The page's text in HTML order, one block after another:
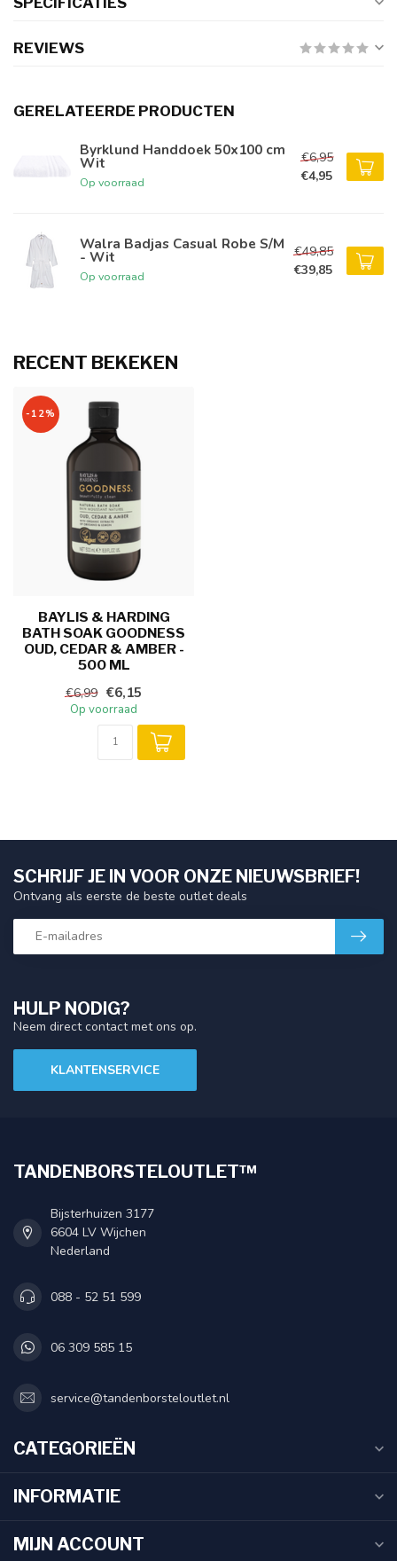
REVIEWS
GERELATEERDE PRODUCTEN
Byrklund Handdoek 50x100 cm
Wit
Op voorraad
€6,95
€4,95
Walra Badjas Casual Robe S/M
- Wit
Op voorraad
€49,85
€39,85
RECENT BEKEKEN
-12%
BAYLIS & HARDING
BATH SOAK GOODNESS
OUD, CEDAR & AMBER -
500 ML
€6,99 €6,15
Op voorraad
HULP NODIG?
Neem direct contact met ons op.
KLANTENSERVICE
SCHRIJF JE IN VOOR ONZE NIEUWSBRIEF!
Ontvang als eerste de beste outlet deals
TANDENBORSTELOUTLET™
Bijsterhuizen 3177
6604 LV Wijchen
Nederland
088 - 52 51 599
06 309 585 15
service@tandenborsteloutlet.nl
CATEGORIEËN
INFORMATIE
MIJN ACCOUNT